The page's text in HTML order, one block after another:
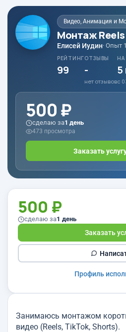
Видео, Анимация и
Монтаж
Елисей Иудин· Опыт
РЕЙТИНГ
99
ОТЗЫВЫ
-
нет отзывов
5
с
500 ₽
сделаю за1 день
473 просмотра
Заказать
Занимаюсь монтажом
видео (Reels, TikTok, Shorts).
500 ₽
сделаю за1 день
Заказать
Профиль